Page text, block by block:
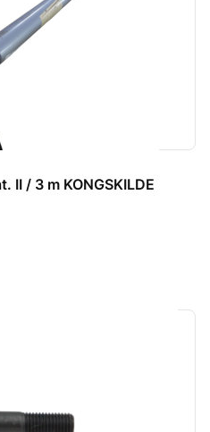
II / 3 m KONGSKILDE